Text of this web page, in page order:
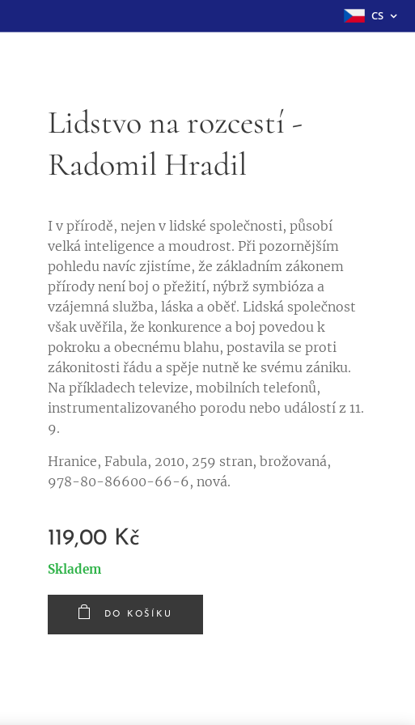
CS
Lidstvo na rozcestí -
Radomil Hradil
I v přírodě, nejen v lidské společnosti, působí
velká inteligence a moudrost. Při pozornějším
pohledu navíc zjistíme, že základním zákonem
přírody není boj o přežití, nýbrž symbióza a
vzájemná služba, láska a oběť. Lidská společnost
však uvěřila, že konkurence a boj povedou k
pokroku a obecnému blahu, postavila se proti
zákonitosti řádu a spěje nutně ke svému zániku.
Na příkladech televize, mobilních telefonů,
instrumentalizovaného porodu nebo událostí z 11.
9.
Hranice, Fabula, 2010, 259 stran, brožovaná,
978-80-86600-66-6, nová.
119,00 Kč
Skladem
DO KOŠÍKU